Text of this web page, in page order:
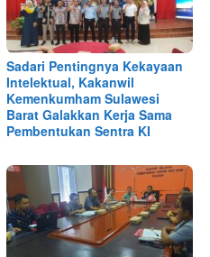
Sadari Pentingnya Kekayaan
Intelektual, Kakanwil
Kemenkumham Sulawesi
Barat Galakkan Kerja Sama
Pembentukan Sentra KI